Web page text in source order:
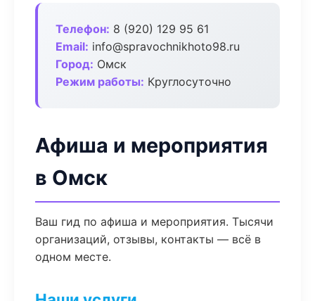
Телефон: 8 (920) 129 95 61
Email: info@spravochnikhoto98.ru
Город: Омск
Режим работы: Круглосуточно
Афиша и мероприятия
в Омск
Ваш гид по афиша и мероприятия. Тысячи
организаций, отзывы, контакты — всё в
одном месте.